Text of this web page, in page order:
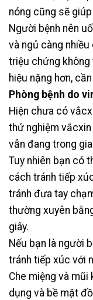
nóng cũng sẽ
Người bệnh nên
và ngủ càng
triệu chứng
hiệu nặng hơn,
Phòng bệnh do
Hiện chưa có
thử nghiệm vắcxin
vẫn đang trong
Tuy nhiên bạn có
cách tránh tiếp
tránh đưa tay
thường xuyên
giây.
Nếu bạn là người
tránh tiếp xúc với
Che miệng và
dụng và bề mặt